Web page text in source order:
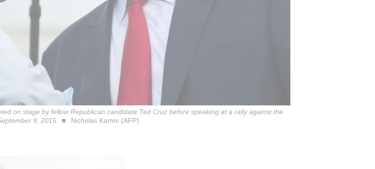
on stage by fellow Republican candidate Ted Cruz before speaking at a rally against the
9, 2015
Nicholas Kamm (AFP)